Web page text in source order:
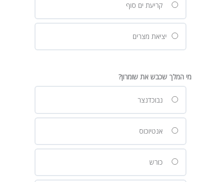
קריעת ים סוף
יציאת מצרים
מי המלך שכבש את שומרון?
נבוכדנצר
אנטיוכוס
כורש